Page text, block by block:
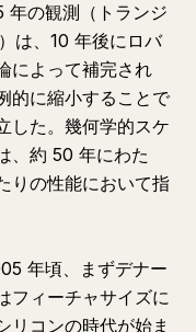
年の観測（トランジ
は、10 年後にロバ
によって補完され
的に縮小することで
した。幾何学的スケ
、約 50 年にわた
りの性能において指
年頃、まずデナー
フィーチャサイズに
リコンの時代が始ま